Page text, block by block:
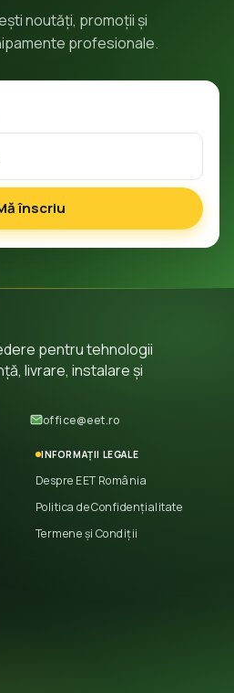
noutăți, promoții și
profesionale.
înscriu
pentru tehnologii
livrare, instalare și
office@eet.ro
INFORMAȚII LEGALE
Despre EET România
Politica de Confidențialitate
Termene și Condiții